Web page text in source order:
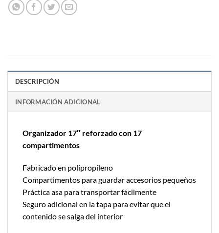
DESCRIPCIÓN
INFORMACIÓN ADICIONAL
Organizador 17″ reforzado con 17
compartimentos
Fabricado en polipropileno
Compartimentos para guardar accesorios pequeños
Práctica asa para transportar fácilmente
Seguro adicional en la tapa para evitar que el
contenido se salga del interior